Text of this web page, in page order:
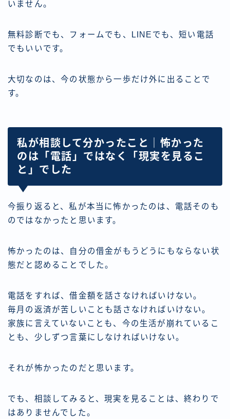
いません。
無料診断でも、フォームでも、LINEでも、短い電話
でもいいです。
大切なのは、今の状態から一歩だけ外に出ることで
す。
私が相談して分かったこと｜怖かった
のは「電話」ではなく「現実を見るこ
と」でした
今振り返ると、私が本当に怖かったのは、電話そのも
のではなかったと思います。
怖かったのは、自分の借金がもうどうにもならない状
態だと認めることでした。
電話をすれば、借金額を話さなければいけない。
毎月の返済が苦しいことも話さなければいけない。
家族に言えていないことも、今の生活が崩れているこ
とも、少しずつ言葉にしなければいけない。
それが怖かったのだと思います。
でも、相談してみると、現実を見ることは、終わりで
はありませんでした。